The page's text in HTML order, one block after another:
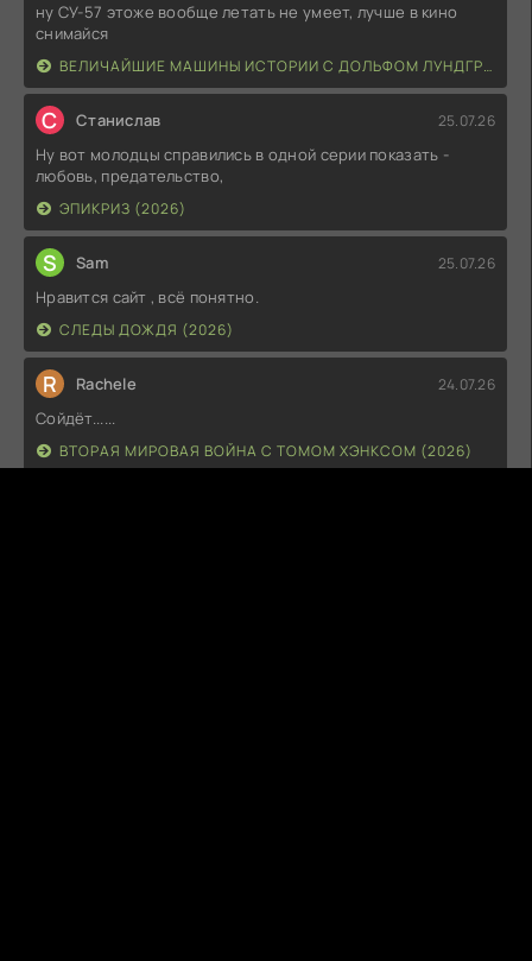
ну СУ-57 этоже вообще летать не умеет, лучше в кино
снимайся
ВЕЛИЧАЙШИЕ МАШИНЫ ИСТОРИИ С ДОЛЬФОМ ЛУНДГРЕНОМ (2026)
С Станислав 25.07.26
Ну вот молодцы справились в одной серии показать -
любовь, предательство,
ЭПИКРИЗ (2026)
S Sam 25.07.26
Нравится сайт , всё понятно.
СЛЕДЫ ДОЖДЯ (2026)
R Rachele 24.07.26
Сойдёт......
ВТОРАЯ МИРОВАЯ ВОЙНА С ТОМОМ ХЭНКСОМ (2026)